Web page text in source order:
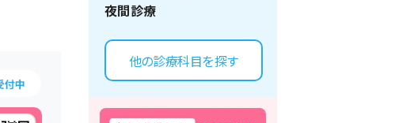
夜間診療
他の診療科目を探す